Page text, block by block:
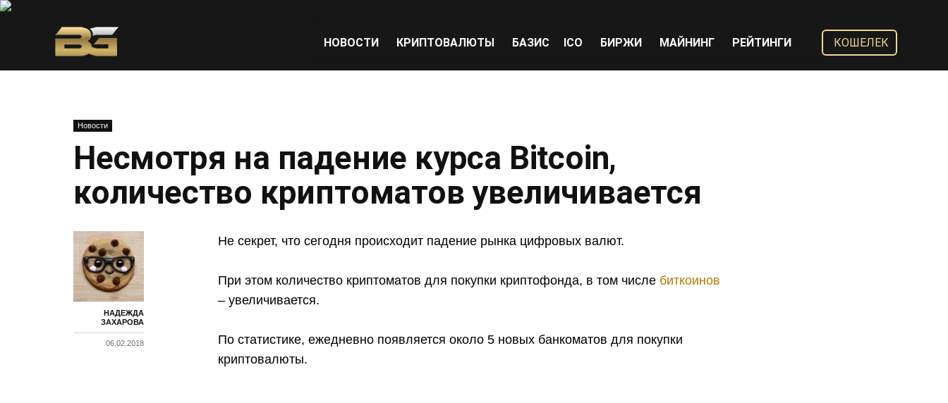
НОВОСТИ КРИПТОВАЛЮТЫ БАЗИС ICO БИРЖИ МАЙНИНГ РЕЙТИНГИ КОШЕЛЕК
Новости
Несмотря на падение курса Bitcoin,
количество криптоматов увеличивается
НАДЕЖДА
ЗАХАРОВА
06.02.2018
Не секрет, что сегодня происходит падение рынка цифровых валют.
При этом количество криптоматов для покупки криптофонда, в том числе биткоинов
– увеличивается.
По статистике, ежедневно появляется около 5 новых банкоматов для покупки
криптовалюты.